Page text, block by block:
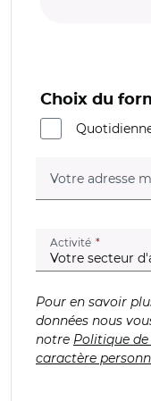
Choix du
Votre adresse
Activité (champ
Pour en savoir
données nous
notre Politique
caractère